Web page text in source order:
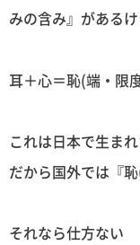
みの含み』がある
耳＋心＝恥(端・限
これは日本で生ま
だから国外では『
それなら仕方ない